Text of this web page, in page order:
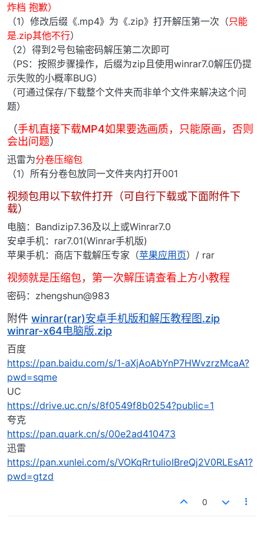
炸档 抱歉）
（1）修改后缀《.mp4》为《.zip》打开解压第一次（只能
是.zip其他不行）
（2）得到2号包输密码解压第二次即可
（PS：按照步骤操作，后缀为zip且使用winrar7.0解压仍提
示失败的小概率BUG）
（可通过保存/下载整个文件夹而非单个文件来解决这个问
题）
（手机直接下载MP4如果要选画质，只能原画，否则
会出问题）
迅雷为分卷压缩包
（1）所有分卷包放同一文件夹内打开001
视频包用以下软件打开（可自行下载或下面附件下
载）
电脑：Bandizip7.36及以上或Winrar7.0
安卓手机：rar7.01(Winrar手机版)
苹果手机：商店下载解压专家（苹果应用页）/ rar
视频就是压缩包，第一次解压请查看上方小教程
密码：zhengshun@983
附件 winrar(rar)安卓手机版和解压教程图.zip
winrar-x64电脑版.zip
百度
https://pan.baidu.com/s/1-aXjAoAbYnP7HWvzrzMcaA?
pwd=sqme
UC
https://drive.uc.cn/s/8f0549f8b0254?public=1
夸克
https://pan.quark.cn/s/00e2ad410473
迅雷
https://pan.xunlei.com/s/VOKqRrtulioIBreQj2V0RLEsA1?
pwd=gtzd
0